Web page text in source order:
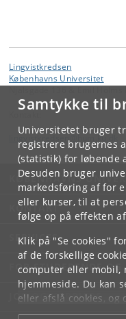
Samtykke til
Universitetet bruger
registrere brugernes
(statistik) for løbende
Desuden bruger
markedsføring af for
eller kurser, til at
følge op på effekten
Klik på "Se cookies"
af de forskellige
computer eller mobil,
hjemmeside. Du kan
eller afslå cookies,
underCookie- og
Lingvistkredsen
Københavns Universitet
ku
KØBENHAVNS
KONTAKT
SERVICES
FOR STUDERENDE
JOB OG KARRIERE